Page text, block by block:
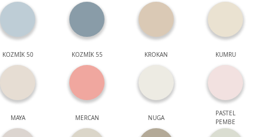
KOZMİK 50 KOZMİK 55 KROKAN KUMRU
MAYA MERCAN NUGA
PASTEL
PEMBE